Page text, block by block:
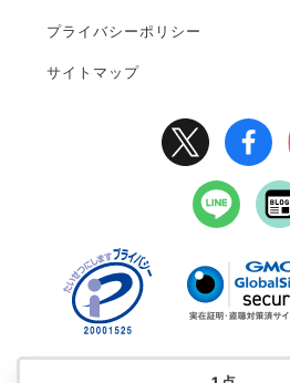
ー
２
プライバシーポリシー
サイトマップ